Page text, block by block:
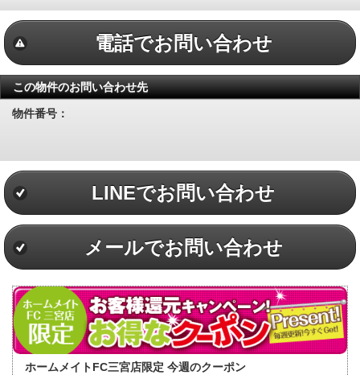
電話でお問い合わせ
この物件のお問い合わせ先
物件番号：
LINEでお問い合わせ
メールでお問い合わせ
ホームメイトFC三宮店限定 今週のクーポン